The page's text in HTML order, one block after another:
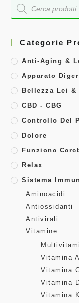
Categorie
Anti-Aging &
Apparato
Bellezza Lei &
CBD - CBG
Controllo Del
Dolore
Funzione
Relax
Sistema
Aminoacidi
Antiossidanti
Antivirali
Vitamine
Vitamina A
Vitamina C
Vitamina
Vitamina